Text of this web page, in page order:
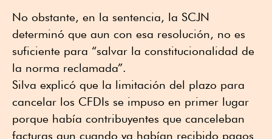
No obstante, en la sentencia, la SCJN
determinó que aun con esa resolución, no es
suficiente para “salvar la constitucionalidad de
la norma reclamada”.
Silva explicó que la limitación del plazo para
cancelar los CFDIs se impuso en primer lugar
porque había contribuyentes que canceleban
facturas aun cuando ya habían recibido pagos